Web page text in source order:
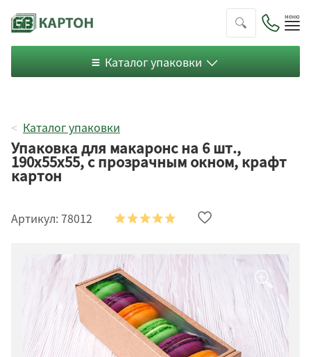
Каталог упаковки
Каталог упаковки
Упаковка для макаронс на 6 шт.,
190х55х55, с прозрачным окном, крафт
картон
Артикул: 78012